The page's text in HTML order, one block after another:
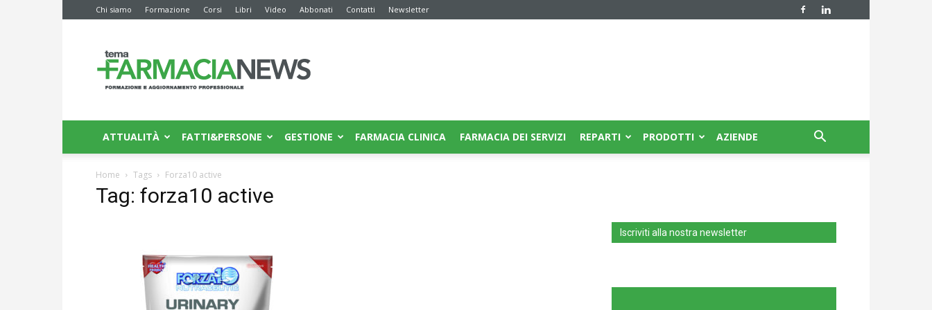
Chi siamo Formazione Corsi Libri Video Abbonati Contatti Newsletter
News
ATTUALITÀ FATTI&PERSONE GESTIONE FARMACIA CLINICA FARMACIA DEI SERVIZI REPARTI PRODOTTI AZIENDE
Home Tags Forza10 active
Tag: forza10 active
Iscriviti alla nostra newsletter